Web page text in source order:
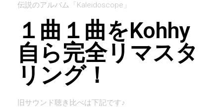
伝説のアルバム「Kaleidoscope」
１曲１曲をKohhy
自ら完全リマスタ
リング！
旧サウンド聴き比べは下記です♪